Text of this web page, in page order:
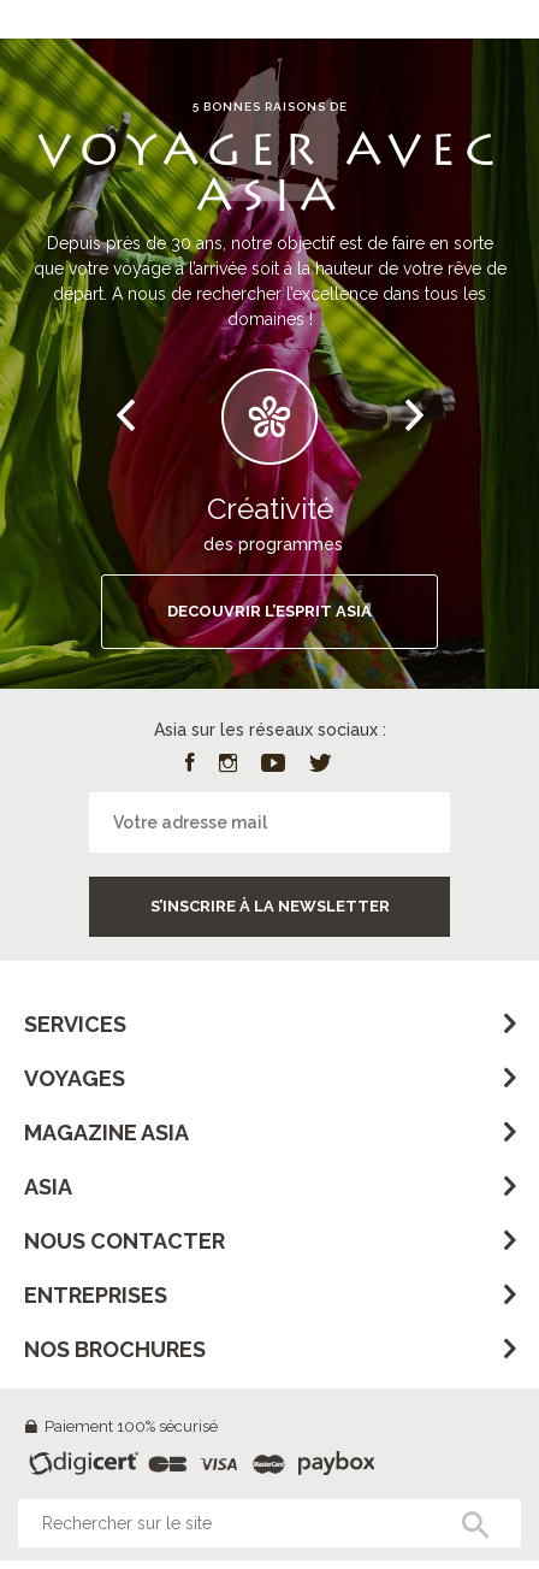
5 BONNES RAISONS DE
VOYAGER AVEC
ASIA
Depuis près de 30 ans, notre objectif est de faire en sorte
que votre voyage à l’arrivée soit à la hauteur de votre rêve de
départ. A nous de rechercher l’excellence dans tous les
domaines !
Créativité
des programmes
DECOUVRIR L’ESPRIT ASIA
Asia sur les réseaux sociaux :
S’INSCRIRE À LA NEWSLETTER
SERVICES
VOYAGES
MAGAZINE ASIA
ASIA
NOUS CONTACTER
ENTREPRISES
NOS BROCHURES
Paiement 100% sécurisé